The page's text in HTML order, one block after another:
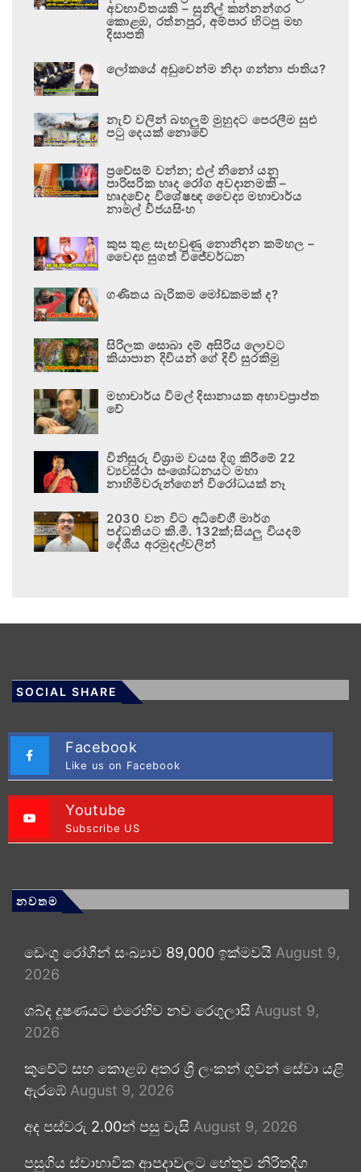
අවභාවිතයකි – සුනිල් කන්නන්ගර
කොළඹ, රත්නපුර, අම්පාර හිටපු මහ
දිසාපති
ලෝකයේ අඩුවෙන්ම නිදා ගන්නා ජාතිය?
නැව් වලින් බහලුම් මුහුදට පෙරලීම සුළු
පටු දෙයක් නොවේ
ප්‍රවේසම් වන්න; එල් නිනෝ යනු
පාරිසරික හෘද රෝග අවදානමකි –
හෘදවේද විශේෂඥ වෛද්‍ය මහාචාර්ය
නාමල් විජයසිංහ
කුස තුළ සැඟවුණු නොනිදන කම්හල –
වෛද්‍ය සුගත් විජේවර්ධන
ගණිතය බැරිකම මෝඩකමක් ද?
සිරිලක සොබා දම් අසිරිය ලොවට
කියාපාන දිවියන් ගේ දිවි සුරකිමු
මහාචාර්ය විමල් දිසානායක අභාවප්‍රාප්ත
වේ
විනිසුරු විශ්‍රාම වයස දිගු කිරීමේ 22
ව්‍යවස්ථා සංශෝධනයට මහා
නාහිමිවරුන්ගෙන් විරෝධයක් නෑ
2030 වන විට අධිවේගී මාර්ග
පද්ධතියට කි.මී. 132ක්;සියලු වියදම්
දේශීය අරමුදල්වලින්
SOCIAL SHARE
Facebook
Like us on Facebook
Youtube
Subscribe US
නවතම
ඩෙංගු රෝගීන් සංඛ්‍යාව 89,000 ඉක්මවයි August 9,
2026
ශබ්ද දූෂණයට එරෙහිව නව රෙගුලාසි August 9,
2026
කුවේට් සහ කොළඹ අතර ශ්‍රී ලංකන් ගුවන් සේවා යළි
ඇරඹේ August 9, 2026
අද පස්වරු 2.00න් පසු වැසි August 9, 2026
පසුගිය ස්වාභාවික ආපදාවලට හේතුව නිරිතදිග